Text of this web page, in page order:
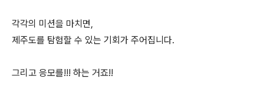
각각의 미션을 마치면,
제주도를 탐험할 수 있는 기회가 주어집니다.
그리고 응모를!!! 하는 거죠!!